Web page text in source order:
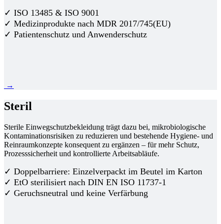
✓ ISO 13485 & ISO 9001
✓ Medizinprodukte nach MDR 2017/745(EU)
✓ Patientenschutz und Anwenderschutz
→
Steril
Sterile Einwegschutzbekleidung trägt dazu bei, mikrobiologische
Kontaminationsrisiken zu reduzieren und bestehende Hygiene- und
Reinraumkonzepte konsequent zu ergänzen – für mehr Schutz,
Prozesssicherheit und kontrollierte Arbeitsabläufe.
✓ Doppelbarriere: Einzelverpackt im Beutel im Karton
✓ EtO sterilisiert nach DIN EN ISO 11737-1
✓ Geruchsneutral und keine Verfärbung